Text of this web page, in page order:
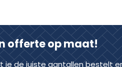
offerte op maat!
je de juiste aantallen bestelt